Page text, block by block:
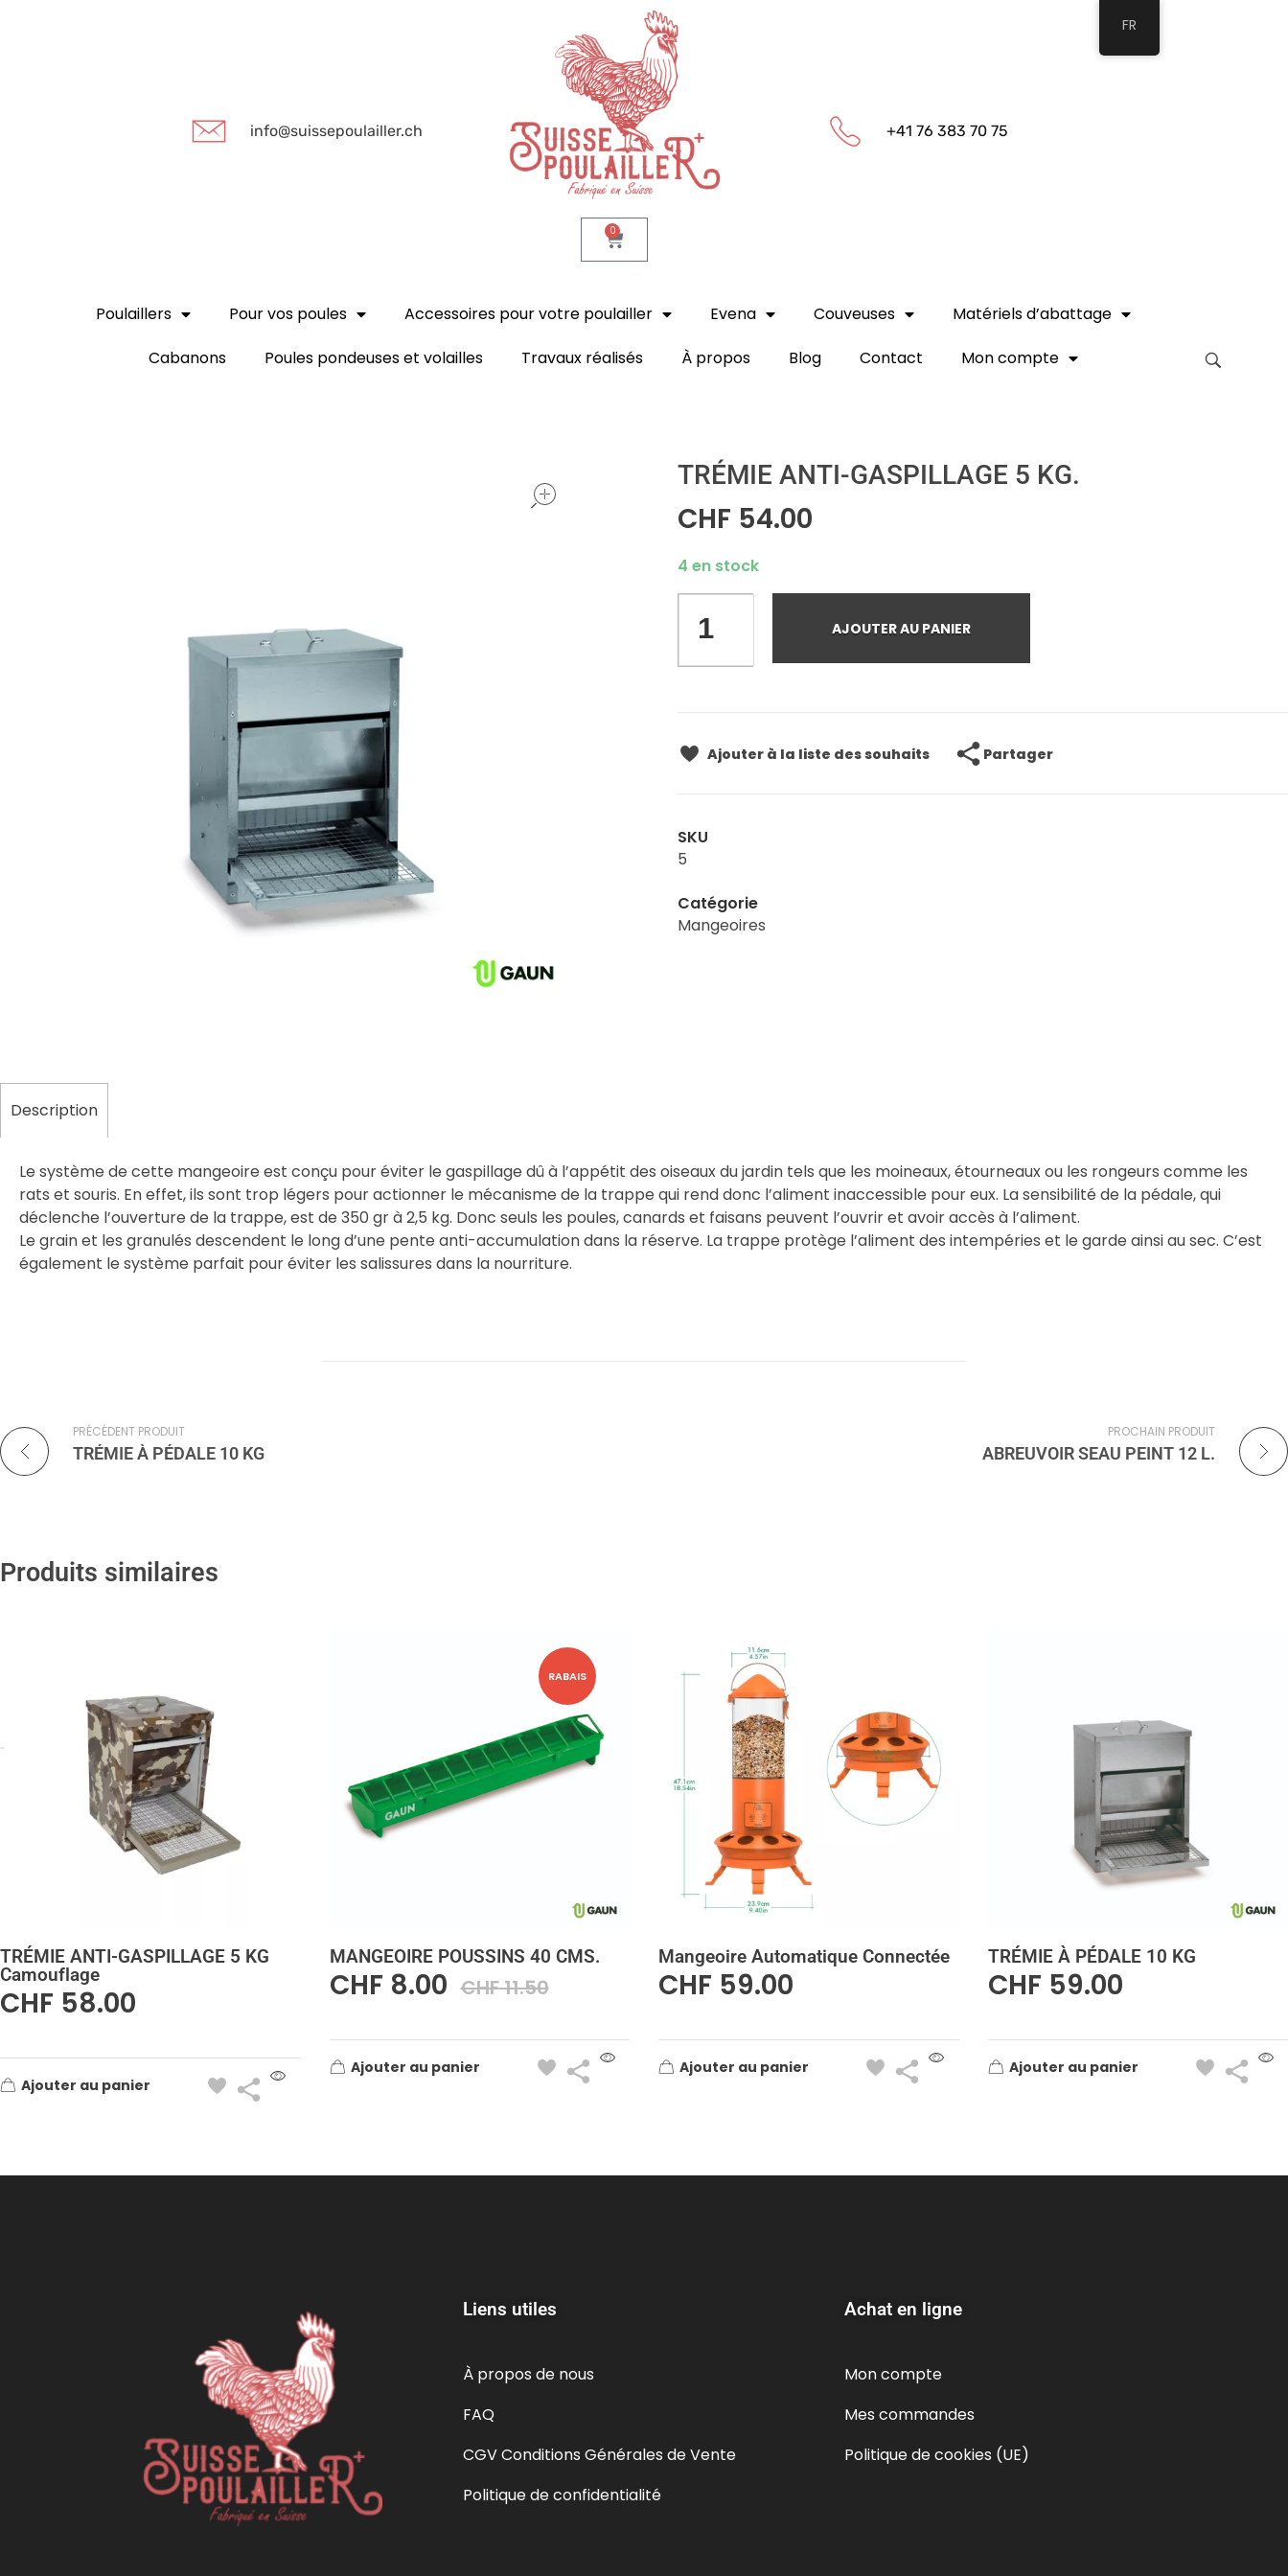
info@suissepoulailler.ch
0
+41 76 383 70 75
Poulaillers Pour vos poules Accessoires pour votre poulailler Evena Couveuses
Matériels d’abattage
Cabanons
Poules pondeuses et volailles Travaux réalisés À propos Blog Contact Mon compte
TRÉMIE ANTI-GASPILLAGE 5 KG.
CHF 54.00
4 en stock
AJOUTER AU PANIER
Ajouter à la liste des souhaits Partager
SKU
5
Catégorie
Mangeoires
Description
Le système de cette mangeoire est conçu pour éviter le gaspillage dû à l’appétit des oiseaux du jardin tels que les moineaux, étourneaux ou les rongeurs comme les
rats et souris. En effet, ils sont trop légers pour actionner le mécanisme de la trappe qui rend donc l’aliment inaccessible pour eux. La sensibilité de la pédale, qui
déclenche l’ouverture de la trappe, est de 350 gr à 2,5 kg. Donc seuls les poules, canards et faisans peuvent l’ouvrir et avoir accès à l’aliment.
Le grain et les granulés descendent le long d’une pente anti-accumulation dans la réserve. La trappe protège l’aliment des intempéries et le garde ainsi au sec. C’est
également le système parfait pour éviter les salissures dans la nourriture.
PRÉCÉDENT PRODUIT
TRÉMIE À PÉDALE 10 KG
PROCHAIN PRODUIT
ABREUVOIR SEAU PEINT 12 L.
Produits similaires
TRÉMIE ANTI-GASPILLAGE 5 KG
Camouflage
CHF 58.00
Ajouter au panier
RABAIS
MANGEOIRE POUSSINS 40 CMS.
CHF 8.00 CHF11.50
Ajouter au panier
Mangeoire Automatique Connectée
CHF 59.00
Ajouter au panier
TRÉMIE À PÉDALE 10 KG
CHF 59.00
Ajouter au panier
Liens utiles
À propos de nous
FAQ
CGV Conditions Générales de Vente
Politique de confidentialité
Achat en ligne
Mon compte
Mes commandes
Politique de cookies (UE)
FR